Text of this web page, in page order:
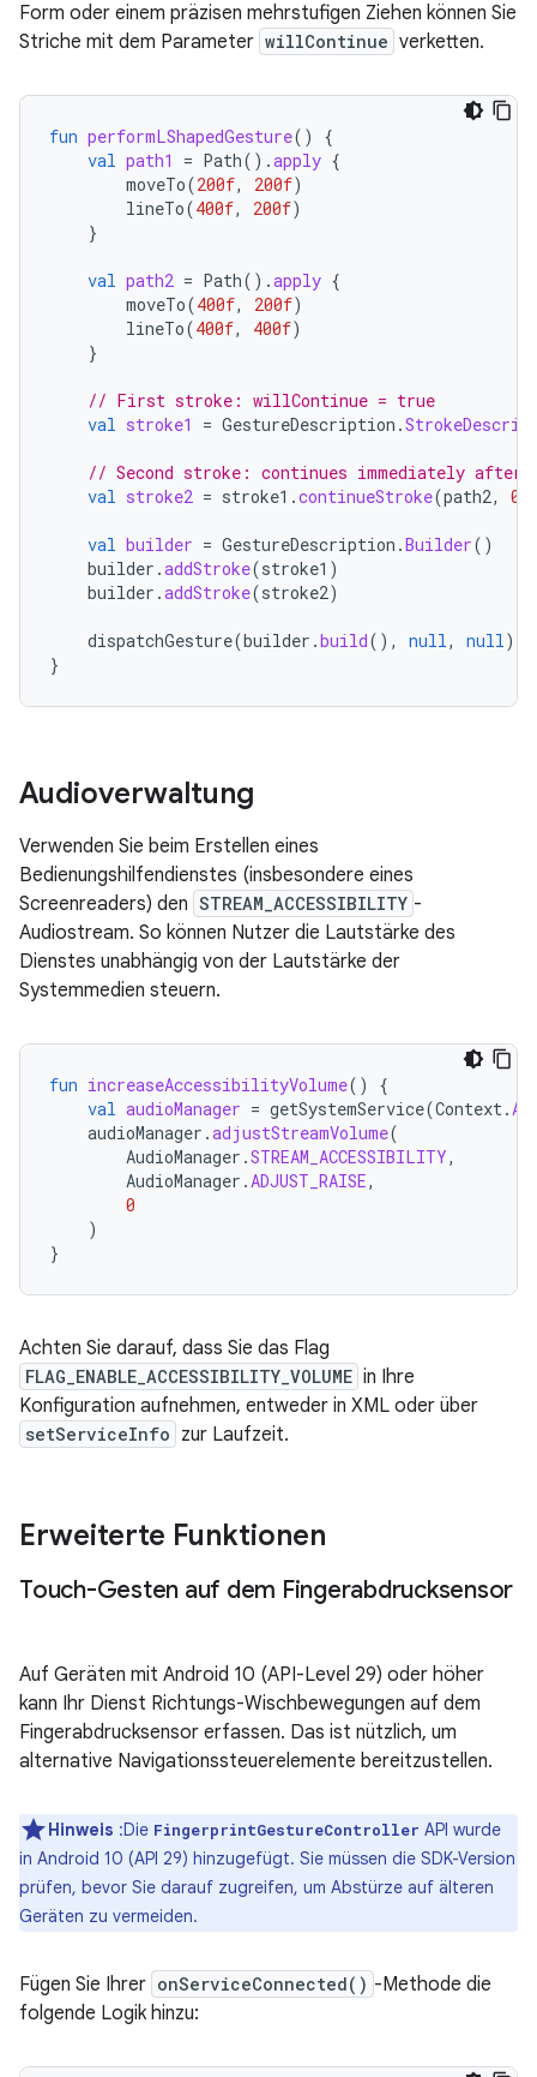
Form oder einem präzisen mehrstufigen Ziehen können Sie
Striche mit dem Parameter willContinue verketten.
fun performLShapedGesture()
{
val path1 = Path().apply {
moveTo(200f, 200f)
lineTo(400f, 200f)
}
val path2 = Path().apply {
moveTo(400f, 200f)
lineTo(400f, 400f)
}
// First stroke: willContinue = true
val stroke1 = GestureDescription .
// Second stroke: continues immediately after
val stroke2 = stroke1 .continueStroke(path2, 0
val builder = GestureDescription .Builder()
builder .addStroke(stroke1 )
builder .addStroke(stroke2)
dispatchGesture(builder .build(), null, null)
}
Audioverwaltung
Verwenden Sie beim Erstellen eines
Bedienungshilfendienstes (insbesondere eines
Screenreaders) den STREAM_ACCESSIBILITY -
Audiostream. So können Nutzer die Lautstärke des
Dienstes unabhängig von der Lautstärke der
Systemmedien steuern.
fun increaseAccessibilityVolume()
{
val audioManager = getSystemService(Context.
audioManager .adjustStreamVolume(
AudioManager .STREAM_ACCESSIBILITY,
AudioManager .ADJUST_RAISE,
0
)
}
Achten Sie darauf, dass Sie das Flag
FLAG_ENABLE_ACCESSIBILITY_VOLUME in Ihre
Konfiguration aufnehmen, entweder in XML oder über
setServiceInfo zur Laufzeit.
Erweiterte Funktionen
Touch-Gesten auf dem Fin­gerabdrucksensor
Auf Geräten mit Android 10 (API-Level 29) oder höher
kann Ihr Dienst Richtungs-Wischbewegungen auf dem
Fingerabdrucksensor erfassen. Das ist nützlich, um
alternative Navigationssteuerelemente bereitzustellen.
Hinweis :Die FingerprintGestureController API wurde
in Android 10 (API 29) hinzugefügt. Sie müssen die SDK-Version
prüfen, bevor Sie darauf zugreifen, um Abstürze auf älteren
Geräten zu vermeiden.
Fügen Sie Ihrer onServiceConnected() -Methode die
folgende Logik hinzu: